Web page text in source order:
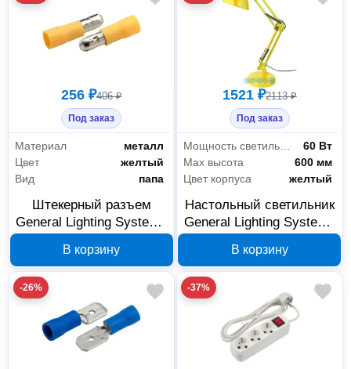
256 ₽406 ₽
Под заказ
Материал
металл
Цвет
желтый
Вид
папа
Штекерный разъем
General Lighting Systems
желтый, 50 шт, 476244
В корзину
1521 ₽2113 ₽
Под заказ
Мощность светильника
60 Вт
Max высота
600 мм
Цвет корпуса
желтый
Настольный светильник
General Lighting Systems
800141
В корзину
-26% -37%